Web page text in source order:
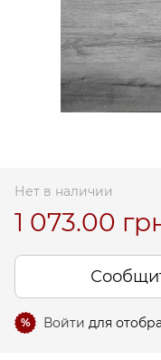
Нет в наличии
1 073.00
% Войти для